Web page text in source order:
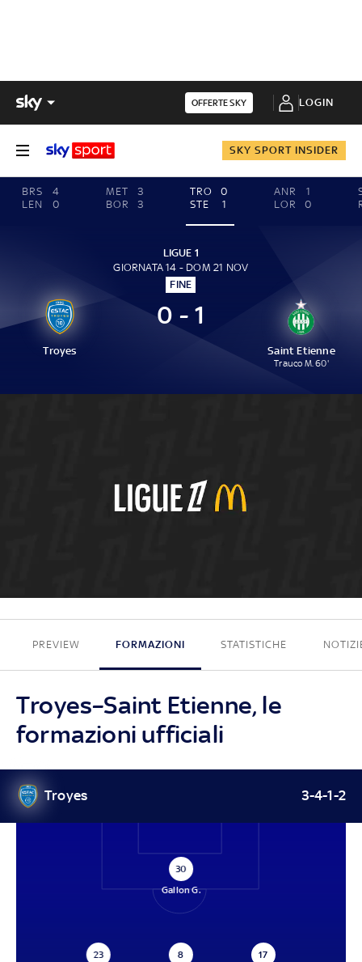
OFFERTE SKY LOGIN
SKY SPORT INSIDER
BRS
4
LEN
0
MET
3
BOR
3
TRO
0
STE
1
ANR
1
LOR
0
LIGUE 1
GIORNATA 14 - DOM 21 NOV
FINE
Troyes
0 - 1
Saint Etienne
Trauco M. 60'
0 - 1
PREVIEW FORMAZIONI STATISTICHE
Troyes–Saint Etienne, le
formazioni ufficiali
Troyes 3-4-1-2
30
Gallon G.
23
8
17